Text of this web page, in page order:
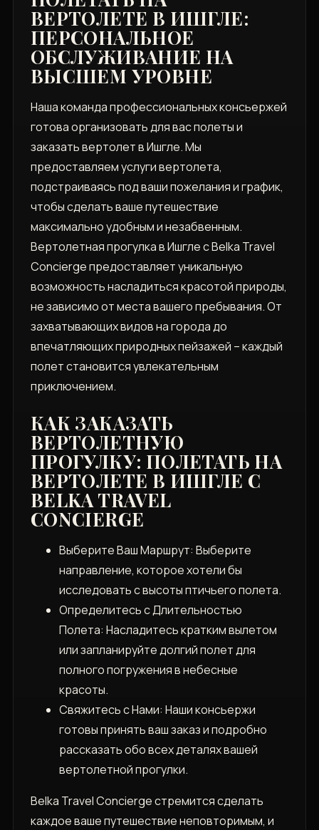
ВЕРТОЛЕТЕ В ИШГЛЕ:
ПЕРСОНАЛЬНОЕ
ОБСЛУЖИВАНИЕ НА
ВЫСШЕМ УРОВНЕ
Наша команда профессиональных консьержей
готова организовать для вас полеты и
заказать вертолет в Ишгле. Мы
предоставляем услуги вертолета,
подстраиваясь под ваши пожелания и график,
чтобы сделать ваше путешествие
максимально удобным и незабвенным.
Вертолетная прогулка в Ишгле с Belka Travel
Concierge предоставляет уникальную
возможность насладиться красотой природы,
не зависимо от места вашего пребывания. От
захватывающих видов на города до
впечатляющих природных пейзажей – каждый
полет становится увлекательным
приключением.
КАК ЗАКАЗАТЬ
ВЕРТОЛЕТНУЮ
ПРОГУЛКУ: ПОЛЕТАТЬ НА
ВЕРТОЛЕТЕ В ИШГЛЕ С
BELKA TRAVEL
CONCIERGE
Выберите Ваш Маршрут: Выберите
направление, которое хотели бы
исследовать с высоты птичьего полета.
Определитесь с Длительностью
Полета: Насладитесь кратким вылетом
или запланируйте долгий полет для
полного погружения в небесные
красоты.
Свяжитесь с Нами: Наши консьержи
готовы принять ваш заказ и подробно
рассказать обо всех деталях вашей
вертолетной прогулки.
Belka Travel Concierge стремится сделать
каждое ваше путешествие неповторимым, и